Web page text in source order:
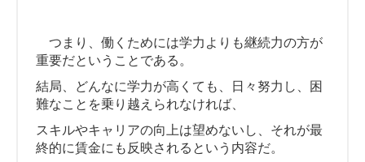
つまり、働くためには学力よりも継続力の方が
重要だということである。
結局、どんなに学力が高くても、日々努力し、困
難なことを乗り越えられなければ、
スキルやキャリアの向上は望めないし、それが最
終的に賃金にも反映されるという内容だ。